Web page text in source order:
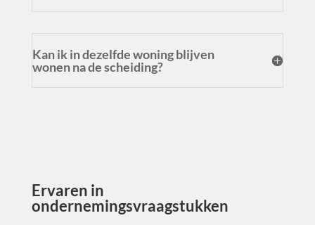
Kan ik in dezelfde woning blijven
wonen na de scheiding?
Ervaren in
ondernemingsvraagstukken